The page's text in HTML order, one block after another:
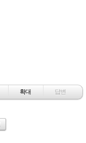
확대 답변